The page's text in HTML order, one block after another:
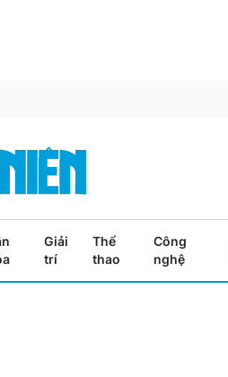
Giải
trí
Thể
thao
Công
nghệ